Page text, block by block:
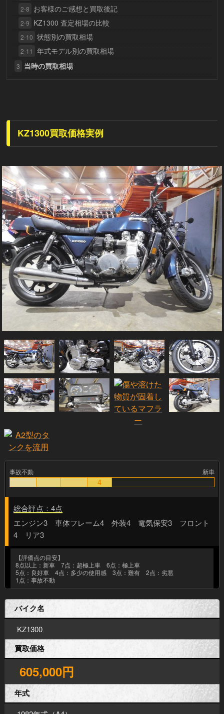
2-8 お客様のご感想と買取後記
2-9 KZ1300 査定相場の比較
2-10 状態別の買取相場
2-11 年式モデル別の買取相場
3 当時の買取相場
KZ1300買取価格実例
事故不動 新車
4
総合評点：4点
エンジン3 車体フレーム4 外装4 電気保安3 フロント
4 リア3
【評価点の目安】
8点以上：新車 7点：超極上車 6点：極上車
5点：良好車 4点：多少の使用感 3点：難有 2点：劣悪
1点：事故不動
バイク名
KZ1300
買取価格
605,000円
年式